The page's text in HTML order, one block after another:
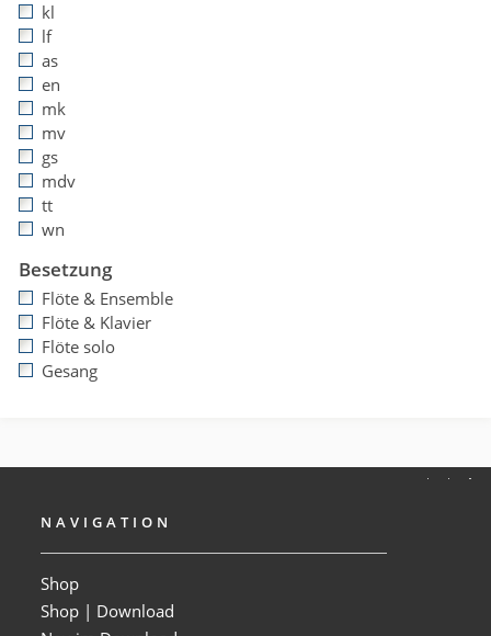
kl
lf
as
en
mk
mv
gs
mdv
tt
wn
Besetzung
Flöte & Ensemble
Flöte & Klavier
Flöte solo
Gesang
NAVIGATION
Shop
Shop | Download